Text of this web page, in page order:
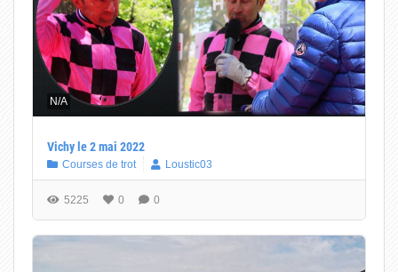
N/A
Vichy le 2 mai 2022
Courses de trot Loustic03
5225 0 0